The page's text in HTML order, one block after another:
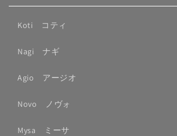
Koti コティ
Nagi ナギ
Agio アージオ
Novo ノヴォ
Mysa ミーサ